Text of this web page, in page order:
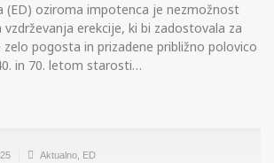
(ED) oziroma impotenca je nezmožnost
erekcije, ki bi zadostovala za
zelo pogosta in prizadene približno polovico
in 70. letom starosti…
Aktualno ED